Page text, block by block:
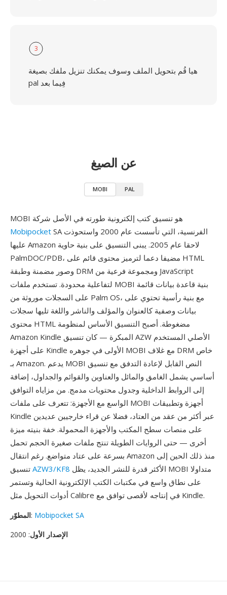
3
هيا قُم بتحويل الملف وسوف يمكنك تنزيل ملفك بصيغة
pal فِيما بعد
عن الصيغ
MOBI PAL
MOBI هو تنسيق كتب إلكترونية طورته في الأصل شركة
Mobipocket SA الفرنسية، التي تأسست عام 2000 واستحوذت
عليها Amazon لاحقا عام 2005. يبنى التنسيق على بنية حاوية
PalmDOC/PDB، مضيفا دعما لترميز محتوى قائم على HTML
وصور مضمنة وطبقة DRM ومجموعة فرعية من JavaScript
لتفاعلية محدودة. تستخدم ملفات MOBI بنية قاعدة بيانات قائمة
على السجلات موروثة من Palm OS، مع بنية رأسية تحتوي على
بيانات وصفية كالعنوان والمؤلف والناشر واللغة تليها سجلات
محتوى HTML مضغوطة. أصبح التنسيق الأساس لمنظومة
Amazon Kindle المبكرة — كان تنسيق AZW الأصلي المستخدم
على أجهزة Kindle الأولى في جوهره MOBI مع غلاف DRM خاص
بـ Amazon. يدعم MOBI النص القابل لإعادة التدفق مع تنسيق
أساسي يشمل الغامق والمائل والعناوين والقوائم والجداول، إضافة
إلى الروابط الداخلية وجدول محتويات مدمج. من مزاياه التوافق
الواسع مع الأجهزة: تتعرف على ملفات MOBI أجهزة وتطبيقات
Kindle عبر أكثر من عقد من العتاد، فضلا عن قراء خارجيين عديدين
على منصات سطح المكتب والأجهزة المحمولة. خفة بنيته ميزة
أخرى — حتى الروايات الطويلة تنتج ملفات صغيرة الحجم تحمل
بسرعة على عتاد متواضع. رغم انتقال Amazon منذ ذلك الحين إلى
AZW3/KF8
على نطاق واسع في مكتبات الكتب الإلكترونية الحالية وتستمر
أدوات التحويل مثل Calibre في إنتاجه لأقصى توافق مع Kindle.
المطوّر: Mobipocket SA
الإصدار الأول: 2000